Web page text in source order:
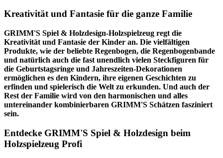
Kreativität und Fantasie für die ganze Familie
GRIMM'S Spiel & Holzdesign-Holzspielzeug regt die
Kreativität und Fantasie der Kinder an. Die vielfältigen
Produkte, wie der beliebte Regenbogen, die Regenbogenbande
und natürlich auch die fast unendlich vielen Steckfiguren für
die Geburtstagsringe und Jahreszeiten-Dekorationen
ermöglichen es den Kindern, ihre eigenen Geschichten zu
erfinden und spielerisch die Welt zu erkunden. Und auch der
Rest der Familie wird von den harmonischen und alles
untereinander kombinierbaren GRIMM'S Schätzen fasziniert
sein.
Entdecke GRIMM'S Spiel & Holzdesign beim
Holzspielzeug Profi